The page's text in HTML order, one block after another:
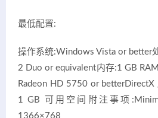
最低配置:
操作系统:Windows Vista or better
2 Duo or equivalent内存:1 GB
Radeon HD 5750 or
1 GB 可用空间附注事项
1366×768